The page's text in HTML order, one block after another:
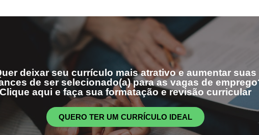
deixar seu currículo mais atrativo e aumentar suas
de ser selecionado(a) para as vagas de
aqui e faça sua formatação e revisão curricular
QUERO TER UM CURRÍCULO IDEAL